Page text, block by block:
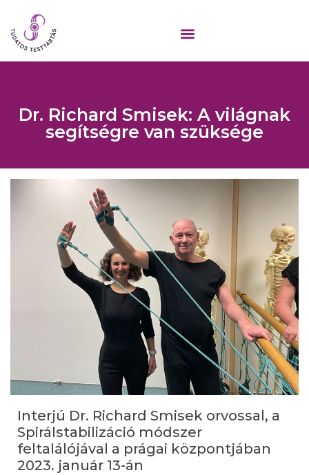
Dr. Richard Smisek: A világnak
segítségre van szüksége
Interjú Dr. Richard Smisek orvossal, a
Spirálstabilizáció módszer
feltalálójával a prágai központjában
2023. január 13-án